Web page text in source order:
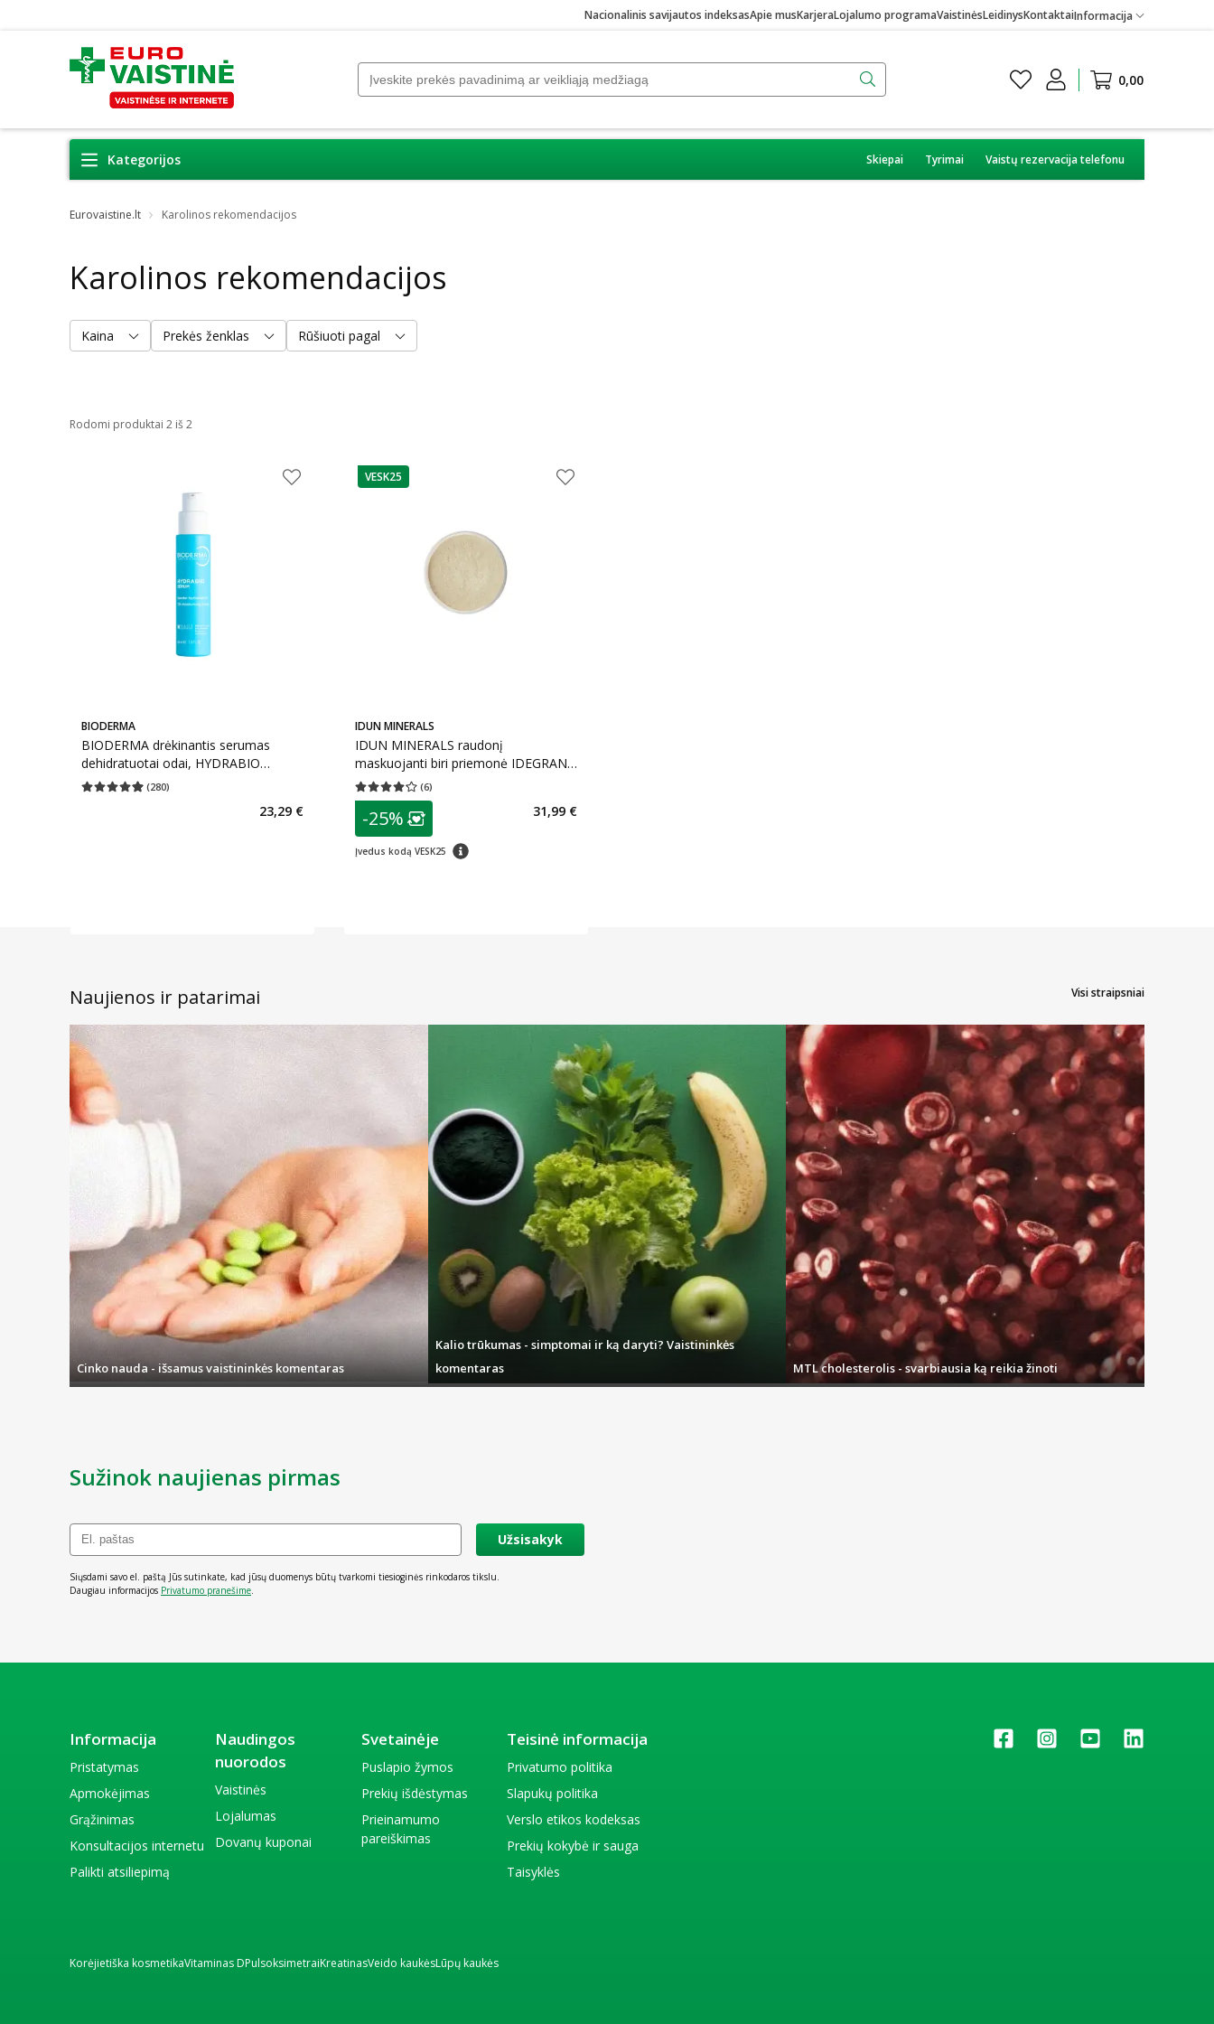
Nacionalinis savijautos indeksasApie musKarjeraLojalumo programaVaistinėsLeidinysKontaktaiInformacija
0,00
Kategorijos Skiepai Tyrimai Vaistų rezervacija telefonu
Eurovaistine.lt Karolinos rekomendacijos
Karolinos rekomendacijos
Kaina Prekės ženklas Rūšiuoti pagal
Rodomi produktai 2 iš 2
BIODERMA
BIODERMA drėkinantis serumas
dehidratuotai odai, HYDRABIO
SÉRUM, 40 ml
(280)
Vidutinis įvertinimas 4.91
23,29 €
patarimas
VESK25
IDUN MINERALS
IDUN MINERALS raudonį
maskuojanti biri priemonė IDEGRAN,
Nr. 2012, 4 g
(6)
Vidutinis įvertinimas 4.17
patarimas
Lojalumo klubo narių nuolaida
-25%
Įvedus kodą VESK25 patarimas
31,99 €
Naujienos ir patarimai Visi straipsniai
Cinko nauda - išsamus vaistininkės komentaras
Kalio trūkumas - simptomai ir ką daryti? Vaistininkės
komentaras
MTL cholesterolis - svarbiausia ką reikia žinoti
Sužinok naujienas pirmas
Užsisakyk
Siųsdami savo el. paštą Jūs sutinkate, kad jūsų duomenys būtų tvarkomi tiesioginės rinkodaros tikslu.
Daugiau informacijos Privatumo pranešime
Informacija
Pristatymas
Apmokėjimas
Grąžinimas
Konsultacijos internetu
Palikti atsiliepimą
Naudingos
nuorodos
Vaistinės
Lojalumas
Dovanų kuponai
Svetainėje
Puslapio žymos
Prekių išdėstymas
Prieinamumo
pareiškimas
Teisinė informacija
Privatumo politika
Slapukų politika
Verslo etikos kodeksas
Prekių kokybė ir sauga
Taisyklės
Korėjietiška kosmetikaVitaminas DPulsoksimetraiKreatinasVeido kaukėsLūpų kaukės